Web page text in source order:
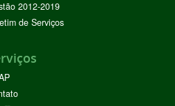
2012-2019
de Serviços